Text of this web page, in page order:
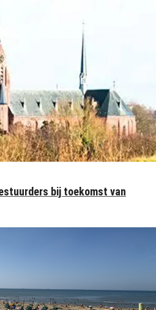
bij toekomst van